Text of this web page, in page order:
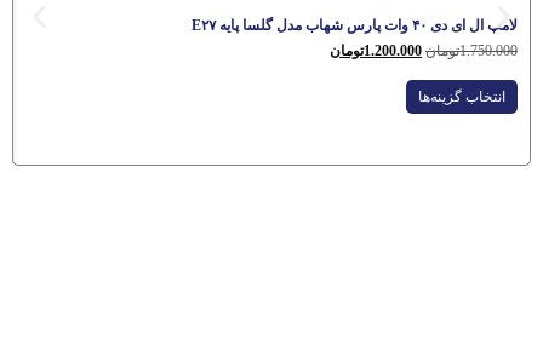
لامپ ال ای دی ۴۰ وات پارس شهاب مدل گلسا پایه E۲۷
1.750.000تومان 1.200.000تومان
انتخاب گزینه‌ها